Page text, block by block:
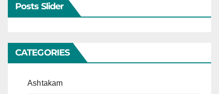
Posts Slider
CATEGORIES
Ashtakam